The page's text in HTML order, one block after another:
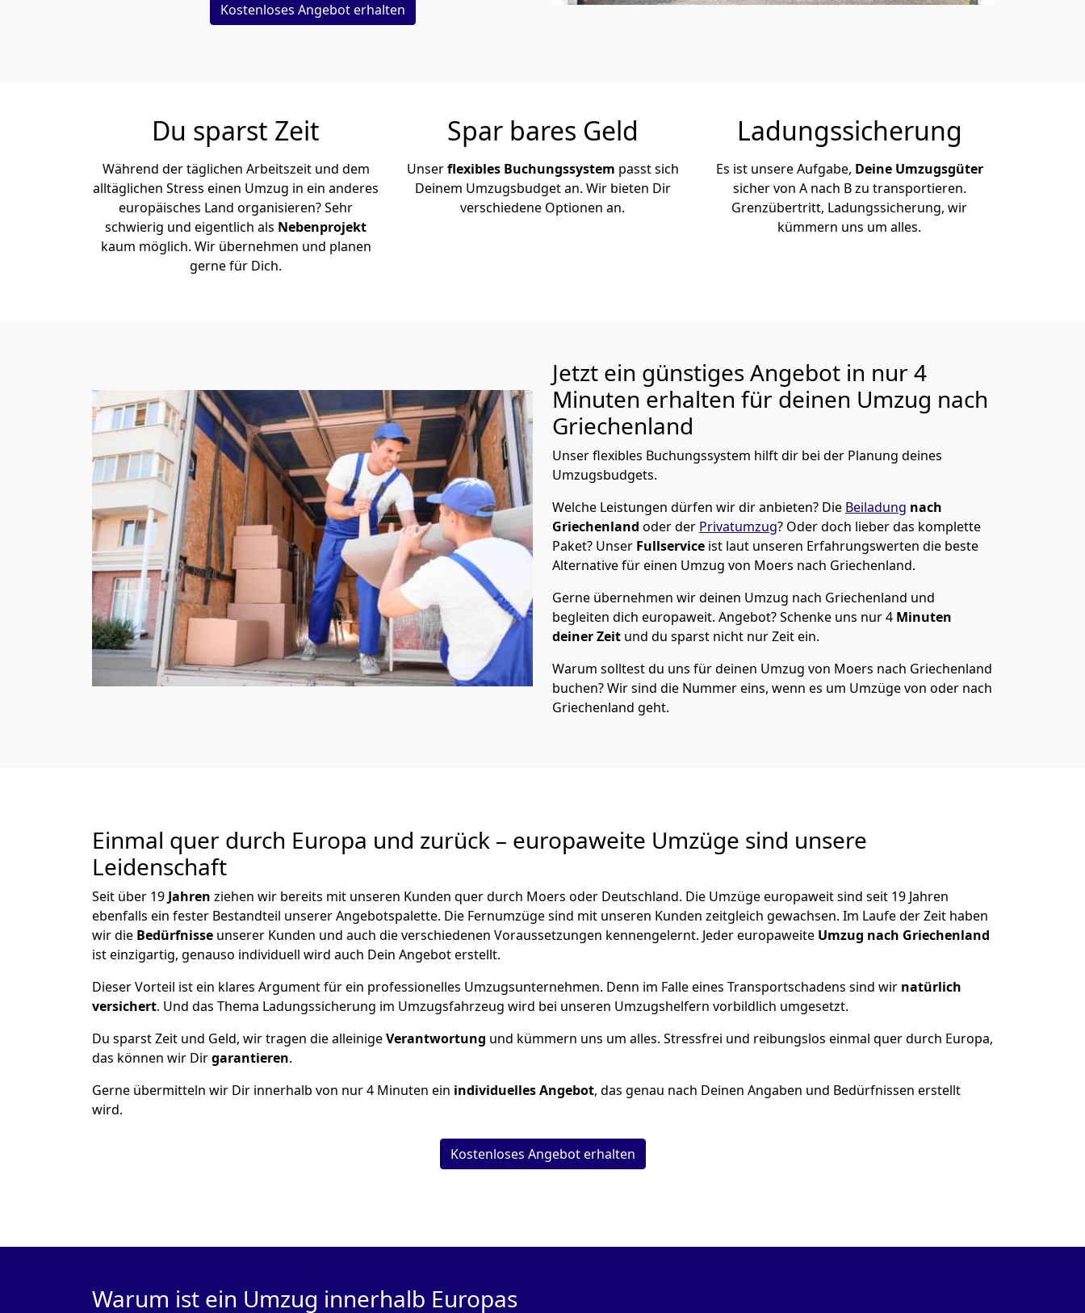
Kostenloses Angebot erhalten
Du sparst Zeit
Während der täglichen Arbeitszeit und dem
alltäglichen Stress einen Umzug in ein anderes
europäisches Land organisieren? Sehr
schwierig und eigentlich als Nebenprojekt
kaum möglich. Wir übernehmen und planen
gerne für Dich.
Spar bares Geld
Unserflexibles Buchungssystem passt sich
Deinem Umzugsbudget an. Wir bieten Dir
verschiedene Optionen an.
Ladungssicherung
Es ist unsere Aufgabe, Deine Umzugsgüter
sicher von A nach B zu transportieren.
Grenzübertritt, Ladungssicherung, wir
kümmern uns um alles.
Jetzt ein günstiges Angebot in nur 4
Minuten erhalten für deinen Umzug nach
Griechenland
Unser flexibles Buchungssystem hilft dir bei der Planung deines
Umzugsbudgets.
Welche Leistungen dürfen wir dir anbieten? Die Beiladung nach
Griechenland oder der Privatumzug? Oder doch lieber das komplette
Paket? Unser Fullservice ist laut unseren Erfahrungswerten die beste
Alternative für einen Umzug von Moers nach Griechenland.
Gerne übernehmen wir deinen Umzug nach Griechenland und
begleiten dich europaweit. Angebot? Schenke uns nur4 Minuten
deiner Zeit und du sparst nicht nur Zeit ein.
Warum solltest du uns für deinen Umzug von Moers nach Griechenland
buchen? Wir sind die Nummer eins, wenn es um Umzüge von oder nach
Griechenland geht.
Einmal quer durch Europa und zurück – europaweite Umzüge sind unsere
Leidenschaft
Seit über 19 Jahren ziehen wir bereits mit unseren Kunden quer durch Moers oder Deutschland. Die Umzüge europaweit sind seit 19 Jahren
ebenfalls ein fester Bestandteil unserer Angebotspalette. Die Fernumzüge sind mit unseren Kunden zeitgleich gewachsen. Im Laufe der Zeit haben
wir die Bedürfnisse unserer Kunden und auch die verschiedenen Voraussetzungen kennengelernt. Jeder europaweite Umzug nach Griechenland
ist einzigartig, genauso individuell wird auch Dein Angebot erstellt.
Dieser Vorteil ist ein klares Argument für ein professionelles Umzugsunternehmen. Denn im Falle eines Transportschadens sind wir natürlich
versichert. Und das Thema Ladungssicherung im Umzugsfahrzeug wird bei unseren Umzugshelfern vorbildlich umgesetzt.
Du sparst Zeit und Geld, wir tragen die alleinigeVerantwortung und kümmern uns um alles. Stressfrei und reibungslos einmal quer durch Europa,
das können wir Dirgarantieren.
Gerne übermitteln wir Dir innerhalb von nur4 Minuten ein individuelles Angebot, das genau nach Deinen Angaben und Bedürfnissen erstellt
wird.
Kostenloses Angebot erhalten
Warum ist ein Umzug innerhalb Europas